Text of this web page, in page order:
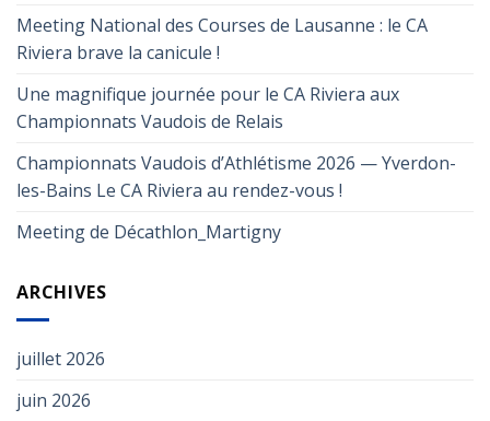
Meeting National des Courses de Lausanne : le CA
Riviera brave la canicule !
Une magnifique journée pour le CA Riviera aux
Championnats Vaudois de Relais
Championnats Vaudois d’Athlétisme 2026 — Yverdon-
les-Bains Le CA Riviera au rendez-vous !
Meeting de Décathlon_Martigny
ARCHIVES
juillet 2026
juin 2026